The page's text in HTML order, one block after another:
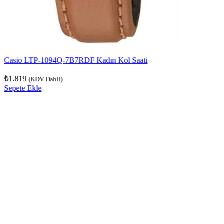
Casio LTP-1094Q-7B7RDF Kadın Kol Saati
₺1.819 (KDV Dahil)
Sepete Ekle